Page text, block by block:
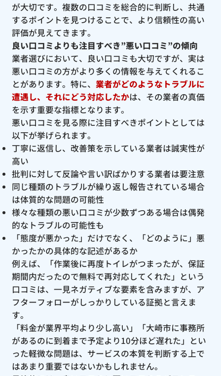
が大切です。複数の口コミを総合的に判断し、共通
するポイントを見つけることで、より信頼性の高い
評価が見えてきます。
良い口コミよりも注目すべき”悪い口コミ”の傾向
業者選びにおいて、良い口コミも大切ですが、実は
悪い口コミの方がより多くの情報を与えてくれるこ
とがあります。特に、 業者がどのようなトラブルに
遭遇し、それにどう対応したかは、その業者の真価
を示す重要な指標となります。
悪い口コミを見る際に注目すべきポイントとしては
以下が挙げられます。
丁寧に返信し、改善策を示している業者は誠実性が
高い
批判に対して反論や言い訳ばかりする業者は要注意
同じ種類のトラブルが繰り返し報告されている場合
は体質的な問題の可能性
様々な種類の悪い口コミが少数ずつある場合は偶発
的なトラブルの可能性も
「態度が悪かった」だけでなく、「どのように」悪
かったかの具体的な記述があるか
例えば、「作業後に再度トイレがつまったが、保証
期間内だったので無料で再対応してくれた」という
口コミは、一見ネガティブな要素を含みますが、ア
フターフォローがしっかりしている証拠と言えま
す。
「料金が業界平均より少し高い」「大崎市に事務所
があるのに到着まで予定より10分ほど遅れた」とい
った軽微な問題は、サービスの本質を判断する上で
はあまり重要ではないかもしれません。